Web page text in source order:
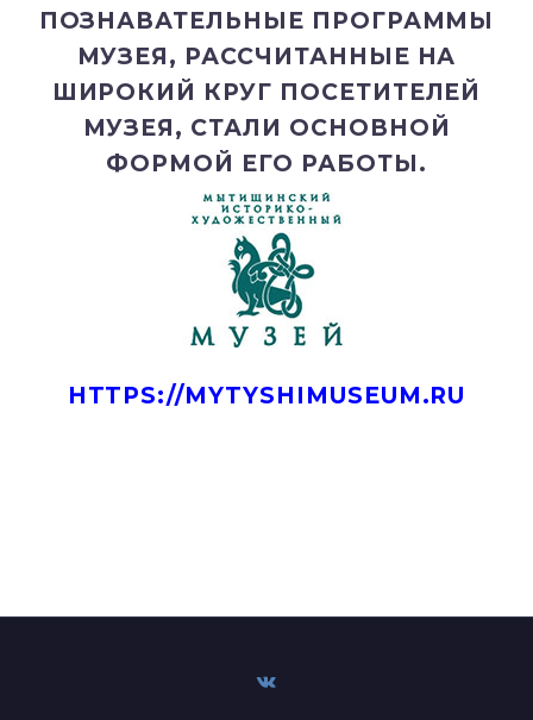
ПОЗНАВАТЕЛЬНЫЕ ПРОГРАММЫ
МУЗЕЯ, РАССЧИТАННЫЕ НА
ШИРОКИЙ КРУГ ПОСЕТИТЕЛЕЙ
МУЗЕЯ, СТАЛИ ОСНОВНОЙ
ФОРМОЙ ЕГО РАБОТЫ.
HTTPS://MYTYSHIMUSEUM.RU